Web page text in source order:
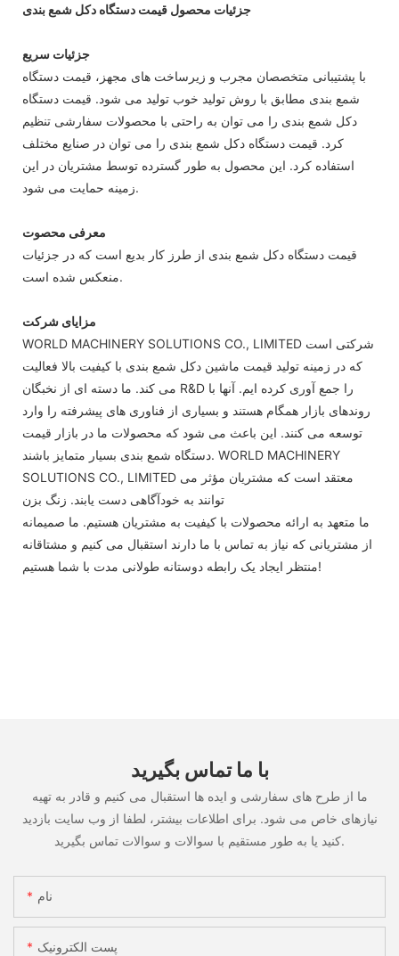
جزئیات محصول قیمت دستگاه دکل شمع بندی
جزئیات سریع
با پشتیبانی متخصصان مجرب و زیرساخت های مجهز، قیمت دستگاه
شمع بندی مطابق با روش تولید خوب تولید می شود. قیمت دستگاه
دکل شمع بندی را می توان به راحتی با محصولات سفارشی تنظیم
کرد. قیمت دستگاه دکل شمع بندی را می توان در صنایع مختلف
استفاده کرد. این محصول به طور گسترده توسط مشتریان در این
زمینه حمایت می شود.
معرفی محصوت
قیمت دستگاه دکل شمع بندی از طرز کار بدیع است که در جزئیات
منعکس شده است.
مزایای شرکت
WORLD MACHINERY SOLUTIONS CO., LIMITED شرکتی است
که در زمینه تولید قیمت ماشین دکل شمع بندی با کیفیت بالا فعالیت
می کند. ما دسته ای از نخبگان R&D را جمع آوری کرده ایم. آنها با
روندهای بازار همگام هستند و بسیاری از فناوری های پیشرفته را وارد
توسعه می کنند. این باعث می شود که محصولات ما در بازار قیمت
دستگاه شمع بندی بسیار متمایز باشند. WORLD MACHINERY
SOLUTIONS CO., LIMITED معتقد است که مشتریان مؤثر می
توانند به خودآگاهی دست یابند. زنگ بزن
ما متعهد به ارائه محصولات با کیفیت به مشتریان هستیم. ما صمیمانه
از مشتریانی که نیاز به تماس با ما دارند استقبال می کنیم و مشتاقانه
منتظر ایجاد یک رابطه دوستانه طولانی مدت با شما هستیم!
با ما تماس بگیرید
ما از طرح های سفارشی و ایده ها استقبال می کنیم و قادر به تهیه
نیازهای خاص می شود. برای اطلاعات بیشتر، لطفا از وب سایت بازدید
کنید یا به طور مستقیم با سوالات و سوالات تماس بگیرید.
نام
پست الکترونیک